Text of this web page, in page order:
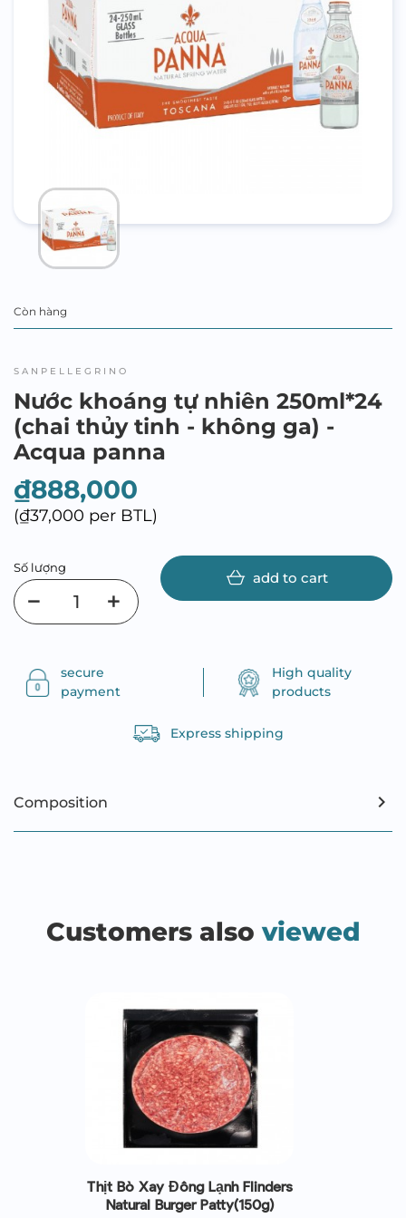
Còn hàng
SANPELLEGRINO
Nước khoáng tự nhiên 250ml*24
(chai thủy tinh - không ga) -
Acqua panna
₫888,000
(₫37,000 per BTL)
Số lượng
add to cart
secure
payment
High quality
products
Express shipping
Composition
Customers also viewed
Thịt Bò Xay Đông Lạnh Flinders
Natural Burger Patty(150g)